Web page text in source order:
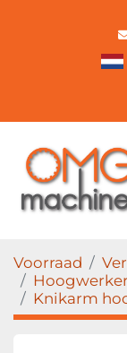
Voorraad
Knikarm